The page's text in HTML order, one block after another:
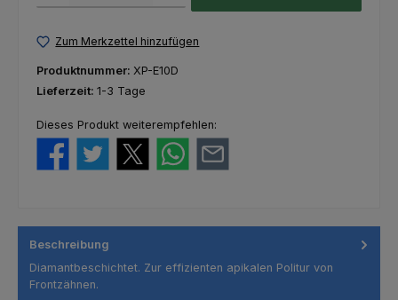
Zum Merkzettel hinzufügen
Produktnummer: XP-E10D
Lieferzeit: 1-3 Tage
Dieses Produkt weiterempfehlen:
Beschreibung
Diamantbeschichtet. Zur effizienten apikalen Politur von
Frontzähnen.